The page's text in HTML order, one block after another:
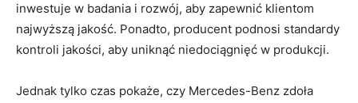
inwestuje w badania i⁣ rozwój, aby zapewnić klientom⁣
najwyższą jakość. Ponadto, producent podnosi⁤ standardy
kontroli‍ jakości, aby ⁤uniknąć niedociągnięć w produkcji.
Jednak tylko czas pokaże, czy‍ Mercedes-Benz​ zdoła